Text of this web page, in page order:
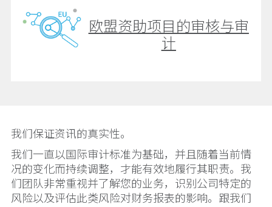
欧盟资助项目的审核与审
计
我们保证资讯的真实性。
我们一直以国际审计标准为基础，并且随着当前情
况的变化而持续调整，才能有效地履行其职责。我
们团队非常重视并了解您的业务，识别公司特定的
风险以及评估此类风险对财务报表的影响。跟我们